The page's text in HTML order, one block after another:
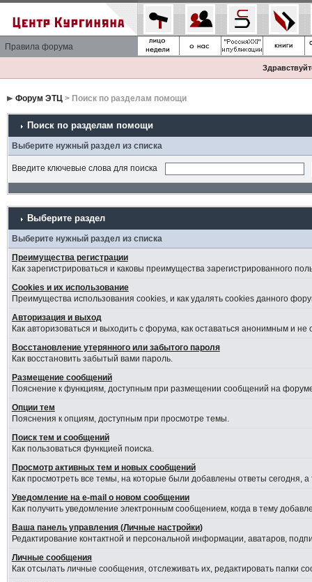
Правила форума
Форум ЭТЦ> Поиск по разделам помощи
Поиск по разделам помощи
Выберите нужный раздел из списка
Введите ключевые слова для поиска
Выберите раздел
Выберите нужный раздел из списка
Преимущества регистрации
Как зарегистрироваться и каковы преимущества зарегистрированного
Cookies и их использование
Преимущества использования cookies, и как удалять cookies данного
Авторизация и выход
Как авторизоваться и выходить с форума, как оставаться анонимным и
Восстановление утерянного или забытого пароля
Как восстановить забытый вами пароль.
Размещение сообщений
Пояснение к функциям, доступным при размещении сообщений на
Опции тем
Пояснения к опциям, доступным при просмотре темы.
Поиск тем и сообщений
Как пользоваться функцией поиска.
Просмотр активных тем и новых сообщений
Как просмотреть все темы, на которые были добавлены ответы сегодня,
Уведомление на е-mail о новом сообщении
Как получить уведомление электронным сообщением, когда в тему
Ваша панель управления (Личные настройки)
Редактирование контактной и персональной информации, аватаров,
Личные сообщения
Как отсылать личные сообщения, отслеживать их, редактировать папки